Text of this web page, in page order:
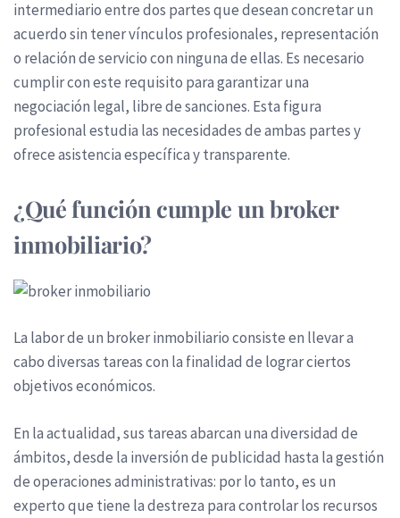
intermediario entre dos partes que desean concretar un
acuerdo sin tener vínculos profesionales, representación
o relación de servicio con ninguna de ellas. Es necesario
cumplir con este requisito para garantizar una
negociación legal, libre de sanciones. Esta figura
profesional estudia las necesidades de ambas partes y
ofrece asistencia específica y transparente.
¿Qué función cumple un broker
inmobiliario?
La labor de un broker inmobiliario consiste en llevar a
cabo diversas tareas con la finalidad de lograr ciertos
objetivos económicos.
En la actualidad, sus tareas abarcan una diversidad de
ámbitos, desde la inversión de publicidad hasta la gestión
de operaciones administrativas: por lo tanto, es un
experto que tiene la destreza para controlar los recursos